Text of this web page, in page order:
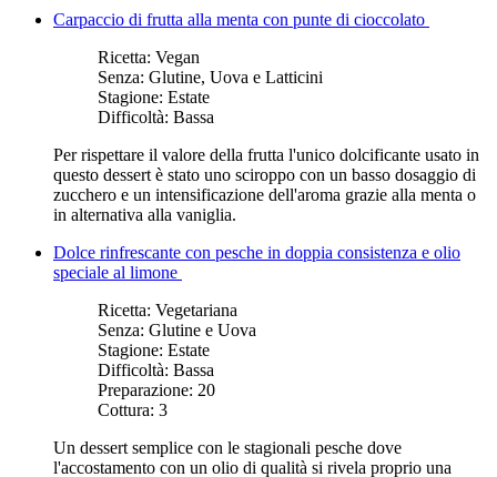
Carpaccio di frutta alla menta con punte di cioccolato
Ricetta: Vegan
Senza: Glutine, Uova e Latticini
Stagione: Estate
Difficoltà: Bassa
Per rispettare il valore della frutta l'unico dolcificante usato in
questo dessert è stato uno sciroppo con un basso dosaggio di
zucchero e un intensificazione dell'aroma grazie alla menta o
in alternativa alla vaniglia.
Dolce rinfrescante con pesche in doppia consistenza e olio
speciale al limone
Ricetta: Vegetariana
Senza: Glutine e Uova
Stagione: Estate
Difficoltà: Bassa
Preparazione: 20
Cottura: 3
Un dessert semplice con le stagionali pesche dove
l'accostamento con un olio di qualità si rivela proprio una